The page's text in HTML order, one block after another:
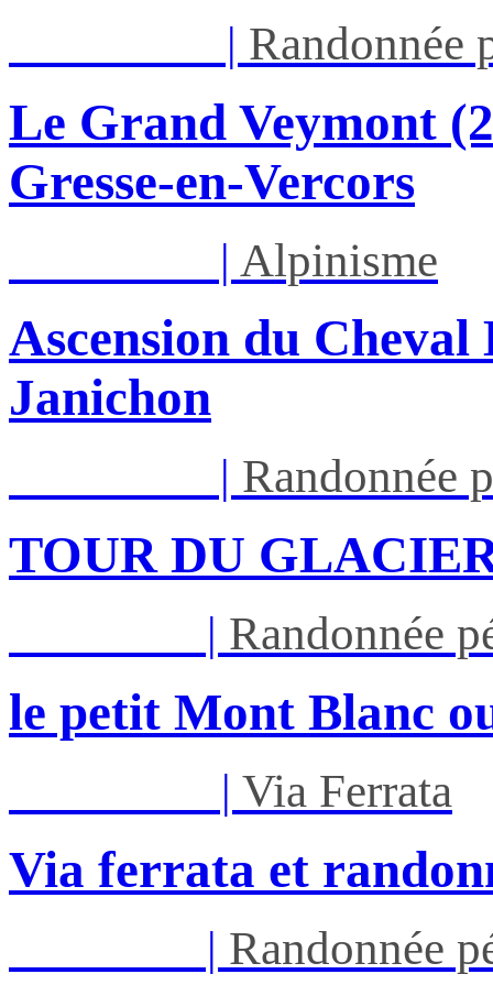
| Randonnée
Le Grand Veymont
Gresse-en-Vercors
| Alpinisme
Ascension du
Janichon
| Randonnée
TOUR DU
| Randonnée
le petit Mont Blanc
| Via Ferrata
Via ferrata et
| Randonnée